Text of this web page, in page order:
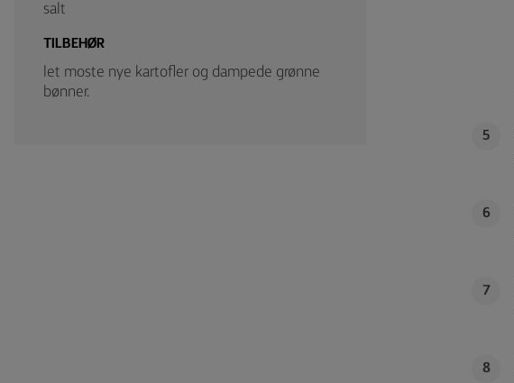
salt
TILBEHØR
let moste nye kartofler og dampede grønne
bønner.
5
6
7
8